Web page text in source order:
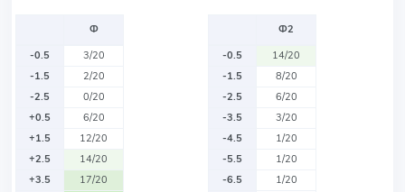
Ф
-0.5
3/20
-1.5
2/20
-2.5
0/20
+0.5
6/20
+1.5
12/20
+2.5
14/20
+3.5
17/20
Ф2
-0.5
14/20
-1.5
8/20
-2.5
6/20
-3.5
3/20
-4.5
1/20
-5.5
1/20
-6.5
1/20